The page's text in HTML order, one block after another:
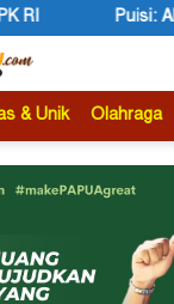
Honai, Negara Suci,
& Unik Olahraga